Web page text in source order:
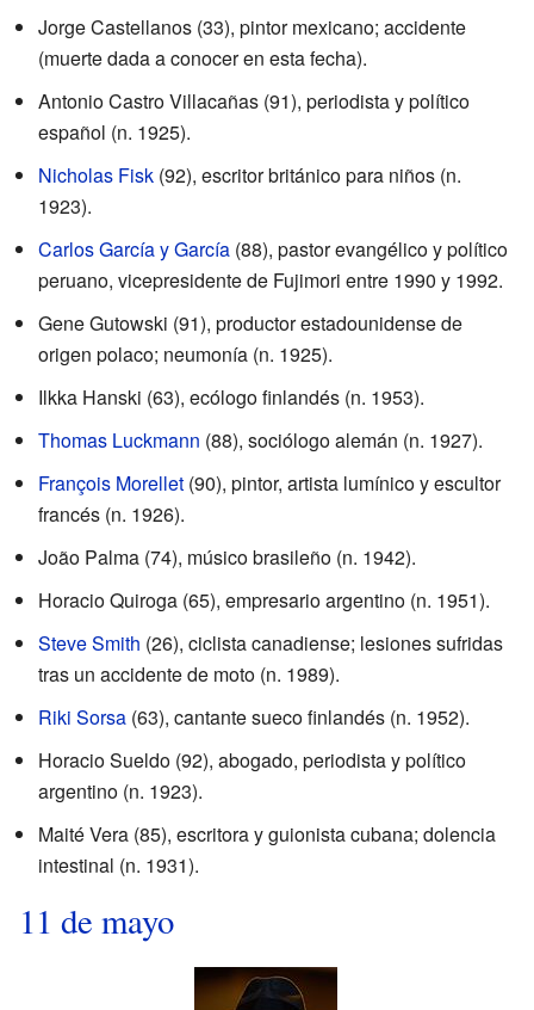
Jorge Castellanos (33), pintor mexicano; accidente
(muerte dada a conocer en esta fecha).
Antonio Castro Villacañas (91), periodista y político
español (n. 1925).
Nicholas Fisk (92), escritor británico para niños (n.
1923).
Carlos García y García (88), pastor evangélico y político
peruano, vicepresidente de Fujimori entre 1990 y 1992.
Gene Gutowski (91), productor estadounidense de
origen polaco; neumonía (n. 1925).
Ilkka Hanski (63), ecólogo finlandés (n. 1953).
Thomas Luckmann (88), sociólogo alemán (n. 1927).
François Morellet (90), pintor, artista lumínico y escultor
francés (n. 1926).
João Palma (74), músico brasileño (n. 1942).
Horacio Quiroga (65), empresario argentino (n. 1951).
Steve Smith (26), ciclista canadiense; lesiones sufridas
tras un accidente de moto (n. 1989).
Riki Sorsa (63), cantante sueco finlandés (n. 1952).
Horacio Sueldo (92), abogado, periodista y político
argentino (n. 1923).
Maité Vera (85), escritora y guionista cubana; dolencia
intestinal (n. 1931).
11 de mayo